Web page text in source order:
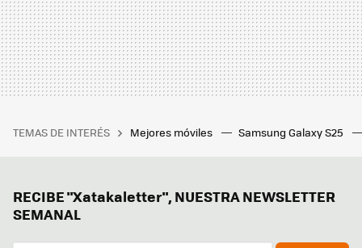
TEMAS DE INTERÉS Mejores móviles Samsung Galaxy S25
RECIBE "Xatakaletter", NUESTRA NEWSLETTER
SEMANAL